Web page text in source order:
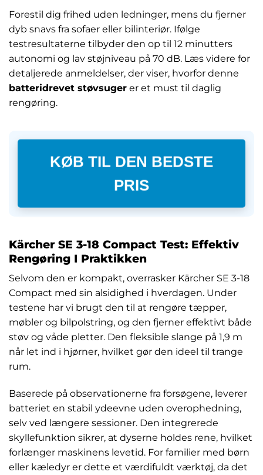
Forestil dig frihed uden ledninger, mens du fjerner
dyb snavs fra sofaer eller bilinteriør. Ifølge
testresultaterne tilbyder den op til 12 minutters
autonomi og lav støjniveau på 70 dB. Læs videre for
detaljerede anmeldelser, der viser, hvorfor denne
batteridrevet støvsuger er et must til daglig
rengøring.
KØB TIL DEN BEDSTE
PRIS
Kärcher SE 3-18 Compact Test: Effektiv
Rengøring I Praktikken
Selvom den er kompakt, overrasker Kärcher SE 3-18
Compact med sin alsidighed i hverdagen. Under
testene har vi brugt den til at rengøre tæpper,
møbler og bilpolstring, og den fjerner effektivt både
støv og våde pletter. Den fleksible slange på 1,9 m
når let ind i hjørner, hvilket gør den ideel til trange
rum.
Baserede på observationerne fra forsøgene, leverer
batteriet en stabil ydeevne uden overophedning,
selv ved længere sessioner. Den integrerede
skyllefunktion sikrer, at dyserne holdes rene, hvilket
forlænger maskinens levetid. For familier med børn
eller kæledyr er dette et værdifuldt værktøj, da det